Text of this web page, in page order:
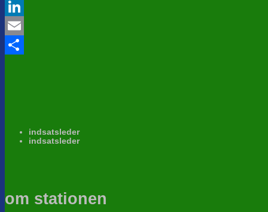
Twitter
LinkedIn
Email
indsatsleder
indsatsleder
om stationen